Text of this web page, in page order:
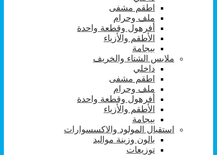
اطقم مشفى
ملف وحرام
أفرهول وقطعة واحدة
الأطقم والأزياء
بيجامة
ملابس الشتاء والخريف
داخلي
اطقم مشفى
ملف وحرام
أفرهول وقطعة واحدة
الأطقم والأزياء
بيجامة
استقبال المولود والاكسسوارات
بالون وزينة مواليد
توزيعات